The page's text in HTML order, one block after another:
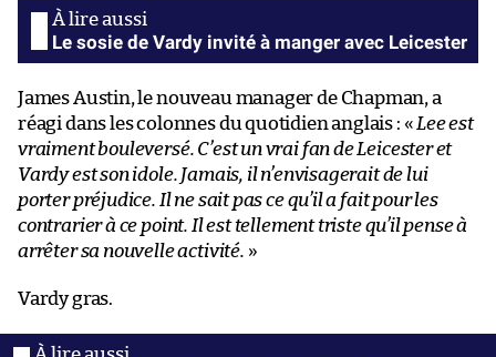
Le sosie de Vardy invité à manger avec Leicester
James Austin, le nouveau manager de Chapman, a
réagi dans les colonnes du quotidien anglais : « Lee est
vraiment bouleversé. C’est un vrai fan de Leicester et
Vardy est son idole. Jamais, il n’envisagerait de lui
porter préjudice. Il ne sait pas ce qu’il a fait pour les
contrarier à ce point. Il est tellement triste qu’il pense à
arrêter sa nouvelle activité. »
Vardy gras.